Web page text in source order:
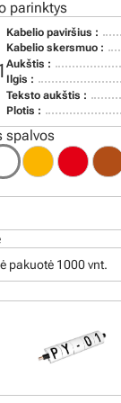
parinktys
Kabelio paviršius :
Kabelio skersmuo :
Aukštis :
Ilgis :
Teksto aukštis :
Plotis :
spalvos
pakuotė 1000 vnt.